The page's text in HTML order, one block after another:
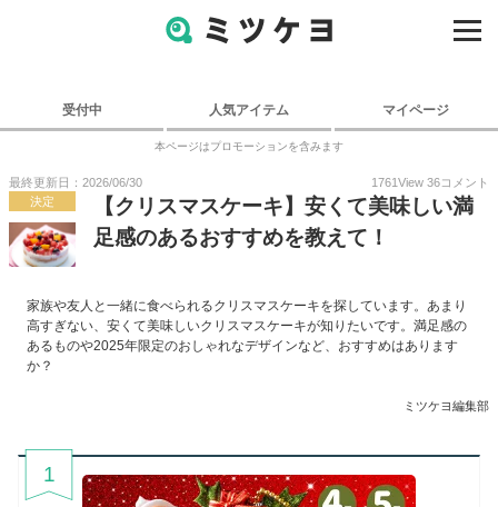
受付中 人気アイテム マイページ
本ページはプロモーションを含みます
最終更新日：2026/06/30 1761View 36コメント
決定
【クリスマスケーキ】安くて美味しい満
足感のあるおすすめを教えて！
家族や友人と一緒に食べられるクリスマスケーキを探しています。あまり
高すぎない、安くて美味しいクリスマスケーキが知りたいです。満足感の
あるものや2025年限定のおしゃれなデザインなど、おすすめはあります
か？
ミツケヨ編集部
1